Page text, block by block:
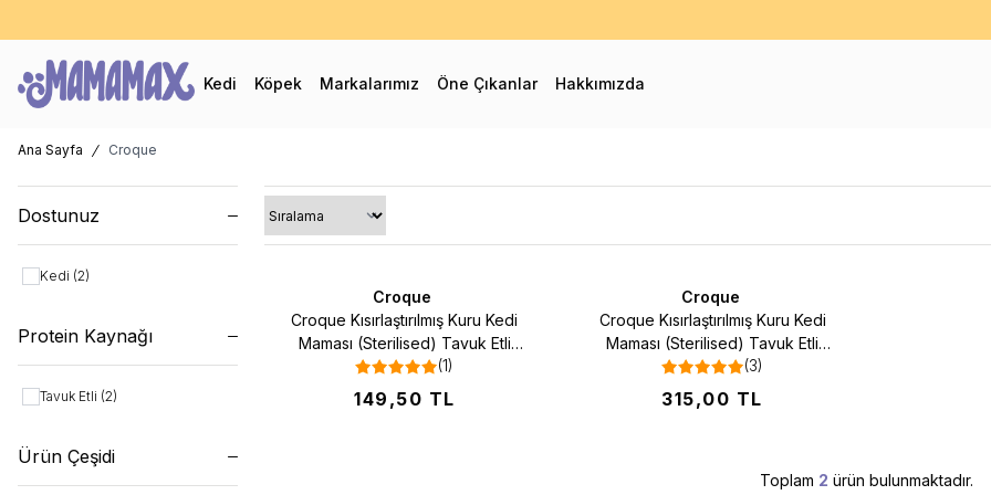
Kedi Köpek Markalarımız Öne Çıkanlar Hakkımızda
Ana Sayfa Croque
Dostunuz
Kedi (2)
Protein Kaynağı
Tavuk Etli (2)
Ürün Çeşidi
Favorilere Ekle
Croque
Croque Kısırlaştırılmış Kuru Kedi
Maması (Sterilised) Tavuk Etli
600GR (1)
149,50 TL
Favorilere Ekle
Croque
Croque Kısırlaştırılmış Kuru Kedi
Maması (Sterilised) Tavuk Etli
1,5KG (33/10)
(3)
315,00 TL
Toplam 2 ürün bulunmaktadır.